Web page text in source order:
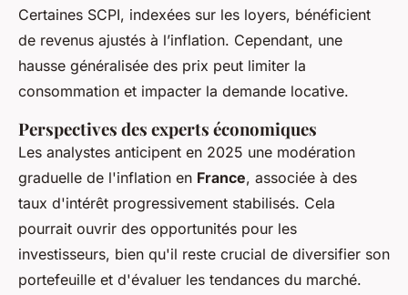
Certaines SCPI, indexées sur les loyers, bénéficient
de revenus ajustés à l’inflation. Cependant, une
hausse généralisée des prix peut limiter la
consommation et impacter la demande locative.
Perspectives des experts économiques
Les analystes anticipent en 2025 une modération
graduelle de l'inflation en France, associée à des
taux d'intérêt progressivement stabilisés. Cela
pourrait ouvrir des opportunités pour les
investisseurs, bien qu'il reste crucial de diversifier son
portefeuille et d'évaluer les tendances du marché.